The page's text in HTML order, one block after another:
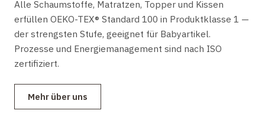
Alle Schaumstoffe, Matratzen, Topper und Kissen
erfüllen OEKO-TEX® Standard 100 in Produktklasse 1 —
der strengsten Stufe, geeignet für Babyartikel.
Prozesse und Energiemanagement sind nach ISO
zertifiziert.
Mehr über uns